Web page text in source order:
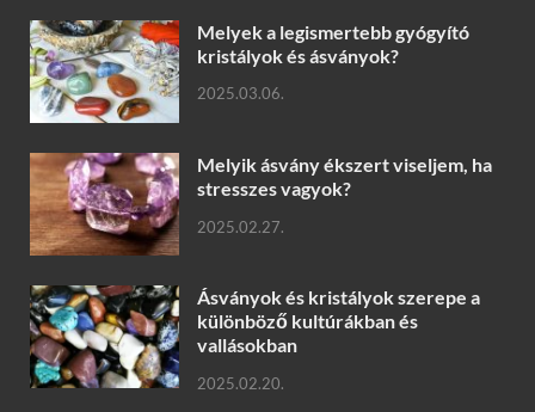
Melyek a legismertebb gyógyító
kristályok és ásványok?
2025.03.06.
Melyik ásvány ékszert viseljem, ha
stresszes vagyok?
2025.02.27.
Ásványok és kristályok szerepe a
különböző kultúrákban és
vallásokban
2025.02.20.